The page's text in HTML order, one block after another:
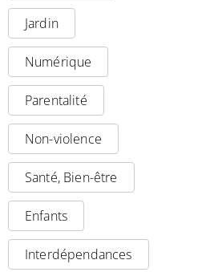
Jardin
Numérique
Parentalité
Non-violence
Santé, Bien-être
Enfants
Interdépendances